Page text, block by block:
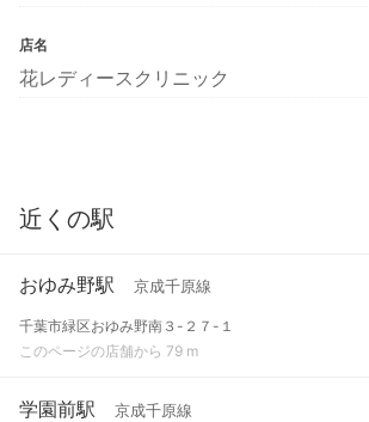
店名
花レディースクリニック
近くの駅
おゆみ野駅 京成千原線
千葉市緑区おゆみ野南３-２７-１
このページの店舗から 79 m
学園前駅 京成千原線